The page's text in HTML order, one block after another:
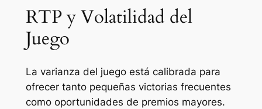
RTP y Volatilidad del
Juego
La varianza del juego está calibrada para
ofrecer tanto pequeñas victorias frecuentes
como oportunidades de premios mayores.